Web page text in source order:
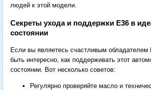
людей к этой модели.
Секреты ухода и поддержки E36 в
состоянии
Если вы являетесь счастливым
быть интересно, как поддерживать этот
состоянии. Вот несколько советов:
Регулярно проверяйте масло и